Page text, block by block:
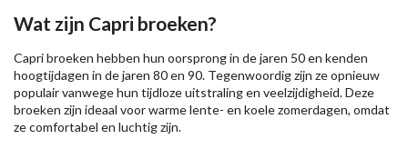
Wat zijn Capri broeken?
Capri broeken hebben hun oorsprong in de jaren 50 en kenden
hoogtijdagen in de jaren 80 en 90. Tegenwoordig zijn ze opnieuw
populair vanwege hun tijdloze uitstraling en veelzijdigheid. Deze
broeken zijn ideaal voor warme lente- en koele zomerdagen, omdat
ze comfortabel en luchtig zijn.